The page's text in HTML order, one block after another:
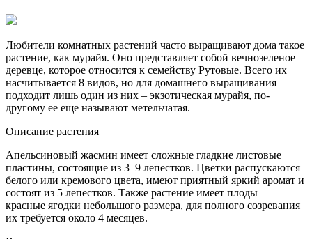
Любители комнатных растений часто выращивают дома такое
растение, как мурайя. Оно представляет собой вечнозеленое
деревце, которое относится к семейству Рутовые. Всего их
насчитывается 8 видов, но для домашнего выращивания
подходит лишь один из них – экзотическая мурайя, по-
другому ее еще называют метельчатая.
Описание растения
Апельсиновый жасмин имеет сложные гладкие листовые
пластины, состоящие из 3–9 лепестков. Цветки распускаются
белого или кремового цвета, имеют приятный яркий аромат и
состоят из 5 лепестков. Также растение имеет плоды –
красные ягодки небольшого размера, для полного созревания
их требуется около 4 месяцев.